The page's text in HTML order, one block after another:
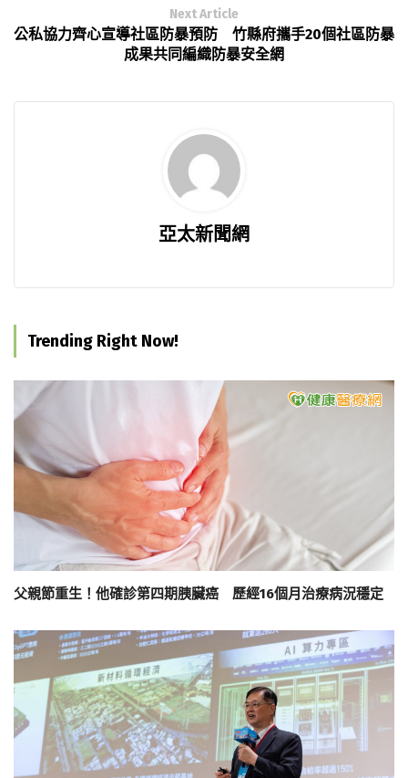
Next Article
公私協力齊心宣導社區防暴預防 竹縣府攜手20個社區防暴
成果共同編織防暴安全網
亞太新聞網
Trending Right Now!
父親節重生！他確診第四期胰臟癌 歷經16個月治療病況穩定